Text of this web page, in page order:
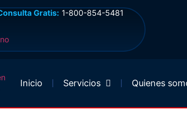
Gratis: 1-800-854-5481
Inicio Servicios Quienes